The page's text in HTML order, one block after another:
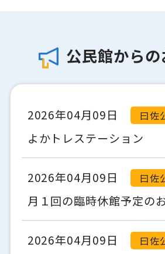
公民館から
2026年04月09日 曰佐
よかトレステーション
2026年04月09日 曰佐
月１回の臨時休館予定の
2026年04月09日 曰佐